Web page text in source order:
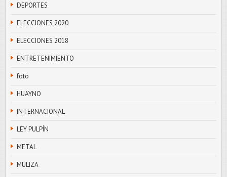
DEPORTES
ELECCIONES 2020
ELECCIONES 2018
ENTRETENIMIENTO
foto
HUAYNO
INTERNACIONAL
LEY PULPÍN
METAL
MULIZA